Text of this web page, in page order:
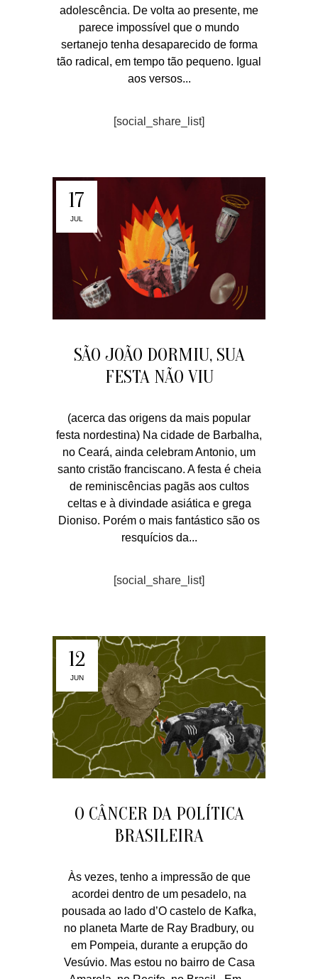
adolescência. De volta ao presente, me
parece impossível que o mundo
sertanejo tenha desaparecido de forma
tão radical, em tempo tão pequeno. Igual
aos versos...
[social_share_list]
17
JUL
SÃO JOÃO DORMIU, SUA
FESTA NÃO VIU
(acerca das origens da mais popular
festa nordestina) Na cidade de Barbalha,
no Ceará, ainda celebram Antonio, um
santo cristão franciscano. A festa é cheia
de reminiscências pagãs aos cultos
celtas e à divindade asiática e grega
Dioniso. Porém o mais fantástico são os
resquícios da...
[social_share_list]
12
JUN
O CÂNCER DA POLÍTICA
BRASILEIRA
Às vezes, tenho a impressão de que
acordei dentro de um pesadelo, na
pousada ao lado d’O castelo de Kafka,
no planeta Marte de Ray Bradbury, ou
em Pompeia, durante a erupção do
Vesúvio. Mas estou no bairro de Casa